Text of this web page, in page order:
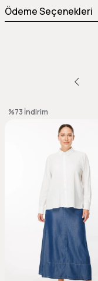
Ödeme Seçenekleri
%73 İndirim